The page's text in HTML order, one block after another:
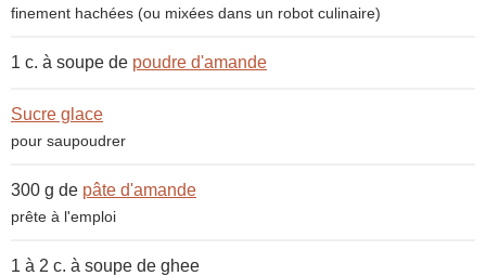
finement hachées (ou mixées dans un robot culinaire)
1 c. à soupe de poudre d'amande
Sucre glace
pour saupoudrer
300 g de pâte d'amande
prête à l'emploi
1 à 2 c. à soupe de ghee